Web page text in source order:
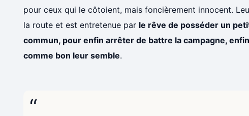
pour ceux qui le côtoient, mais foncièrement innocent.
la route et est entretenue par le rêve de posséder un
commun, pour enfin arrêter de battre la campagne,
comme bon leur semble.